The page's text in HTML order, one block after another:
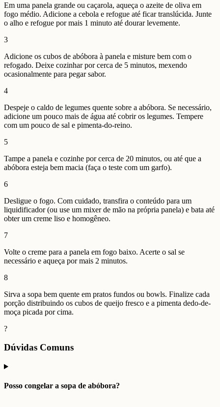
Em uma panela grande ou caçarola, aqueça o azeite de oliva em
fogo médio. Adicione a cebola e refogue até ficar translúcida. Junte
o alho e refogue por mais 1 minuto até dourar levemente.
3
Adicione os cubos de abóbora à panela e misture bem com o
refogado. Deixe cozinhar por cerca de 5 minutos, mexendo
ocasionalmente para pegar sabor.
4
Despeje o caldo de legumes quente sobre a abóbora. Se necessário,
adicione um pouco mais de água até cobrir os legumes. Tempere
com um pouco de sal e pimenta-do-reino.
5
Tampe a panela e cozinhe por cerca de 20 minutos, ou até que a
abóbora esteja bem macia (faça o teste com um garfo).
6
Desligue o fogo. Com cuidado, transfira o conteúdo para um
liquidificador (ou use um mixer de mão na própria panela) e bata até
obter um creme liso e homogêneo.
7
Volte o creme para a panela em fogo baixo. Acerte o sal se
necessário e aqueça por mais 2 minutos.
8
Sirva a sopa bem quente em pratos fundos ou bowls. Finalize cada
porção distribuindo os cubos de queijo fresco e a pimenta dedo-de-
moça picada por cima.
?
Dúvidas Comuns
Posso congelar a sopa de abóbora?